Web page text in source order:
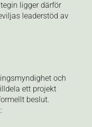
ligger därför
leaderstöd av
och
ett projekt
beslut.